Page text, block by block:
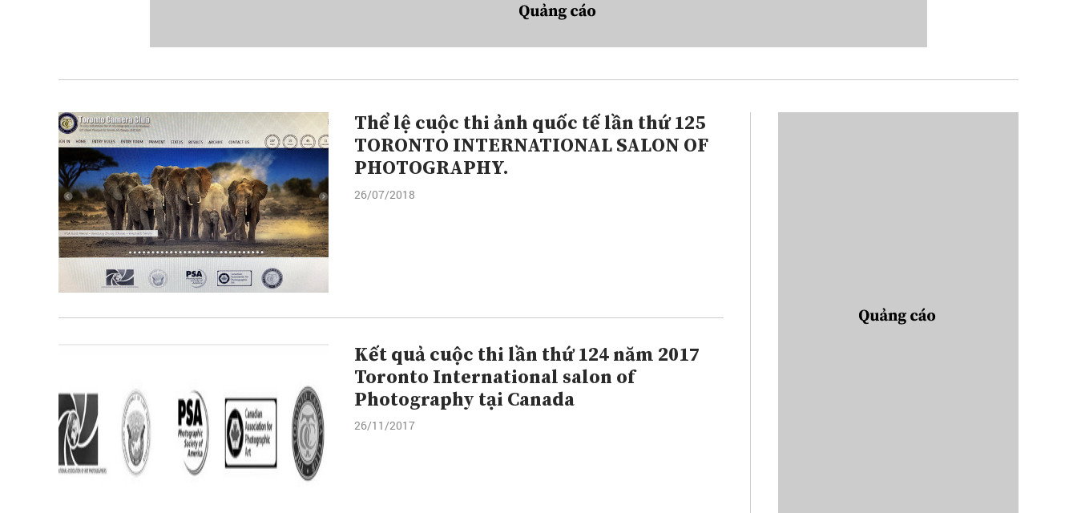
Thể lệ cuộc thi ảnh quốc tế lần thứ 125
TORONTO INTERNATIONAL SALON OF
PHOTOGRAPHY.
26/07/2018
Kết quả cuộc thi lần thứ 124 năm 2017
Toronto International salon of
Photography tại Canada
26/11/2017